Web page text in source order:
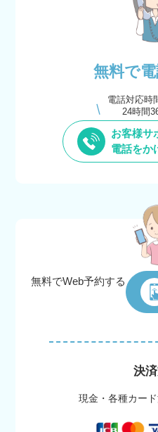
無料で
電話対応時
24時間
お客様サ
電話をか
無料でWeb予約する
決
現金・各種カード